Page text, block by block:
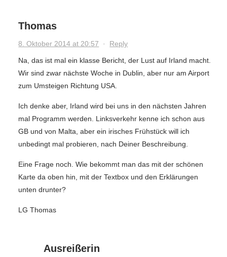
Thomas
8. Oktober 2014 at 20:57 · Reply
Na, das ist mal ein klasse Bericht, der Lust auf Irland macht.
Wir sind zwar nächste Woche in Dublin, aber nur am Airport
zum Umsteigen Richtung USA.
Ich denke aber, Irland wird bei uns in den nächsten Jahren
mal Programm werden. Linksverkehr kenne ich schon aus
GB und von Malta, aber ein irisches Frühstück will ich
unbedingt mal probieren, nach Deiner Beschreibung.
Eine Frage noch. Wie bekommt man das mit der schönen
Karte da oben hin, mit der Textbox und den Erklärungen
unten drunter?
LG Thomas
Ausreißerin